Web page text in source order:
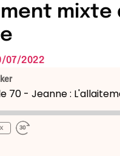
mixte
07/2022